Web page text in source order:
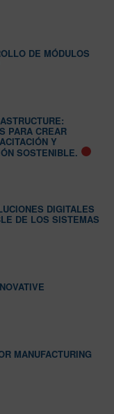
DE MÓDULOS
PARA CREAR
Y
SOSTENIBLE.
DIGITALES
DE LOS SISTEMAS
MANUFACTURING